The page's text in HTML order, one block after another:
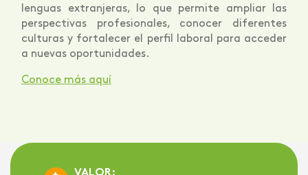
lenguas extranjeras, lo que permite ampliar las
perspectivas profesionales, conocer diferentes
culturas y fortalecer el perfil laboral para acceder
a nuevas oportunidades.
Conoce más aquí
VALOR: